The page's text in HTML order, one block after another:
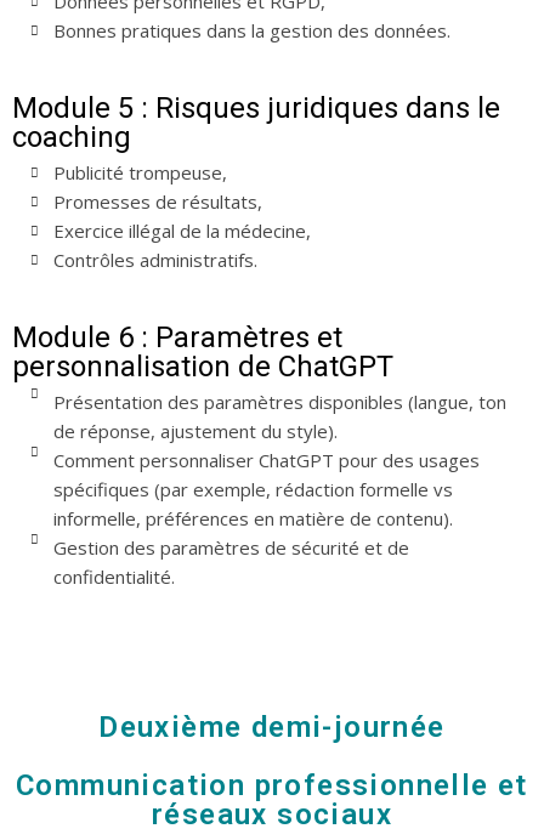
Bonnes pratiques dans la gestion des données.
Module 5 : Risques juridiques dans le
coaching
Publicité trompeuse,
Promesses de résultats,
Exercice illégal de la médecine,
Contrôles administratifs.
Module 6 : Paramètres et
personnalisation de ChatGPT
Présentation des paramètres disponibles (langue, ton
de réponse, ajustement du style).
Comment personnaliser ChatGPT pour des usages
spécifiques (par exemple, rédaction formelle vs
informelle, préférences en matière de contenu).
Gestion des paramètres de sécurité et de
confidentialité.
Deuxième demi-journée
Communication professionnelle et
réseaux sociaux